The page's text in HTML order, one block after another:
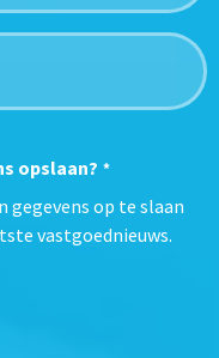
opslaan? *
op te slaan
vastgoednieuws.